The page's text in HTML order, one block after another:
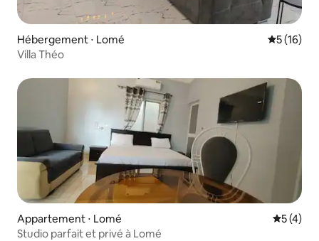
Hébergement ⋅ Lomé
5 (16)
Villa Théo
Appartement ⋅ Lomé
5 (4)
Studio parfait et privé à Lomé